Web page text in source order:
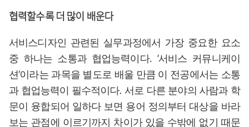
협력할수록 더 많이 배운다
서비스디자인 관련된 실무과정에서 가장 중요한 요소
중 하나는 소통과 협업능력이다. ‘서비스 커뮤니케이
션’이라는 과목을 별도로 배울 만큼 이 전공에서는 소통
과 협업능력이 필수적이다. 서로 다른 분야의 사람과 학
문이 융합되어 일하다 보면 용어 정의부터 대상을 바라
보는 관점에 이르기까지 차이가 있을 수밖에 없기 때문